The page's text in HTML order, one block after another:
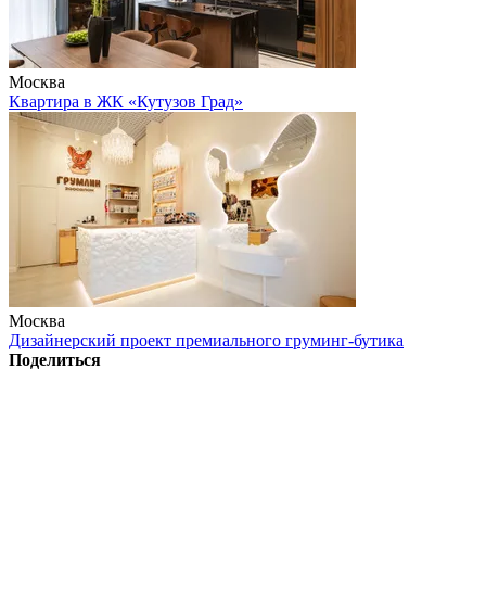
Москва
Квартира в ЖК «Кутузов Град»
Москва
Дизайнерский проект премиального груминг-бутика
Поделиться